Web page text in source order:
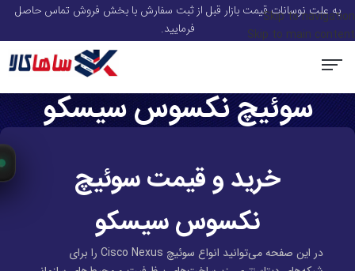
Skip to navigation
Skip to main content
به علت نوسانات قیمت بازار قبل از ثبت سفارش با بخش فروش تماس حاصل
فرمایید.
سوئیچ‌ نکسوس سیسکو
خرید و قیمت سوئیچ
نکسوس سیسکو
در این صفحه می‌توانید انواع سوئیچ Cisco Nexus را برای